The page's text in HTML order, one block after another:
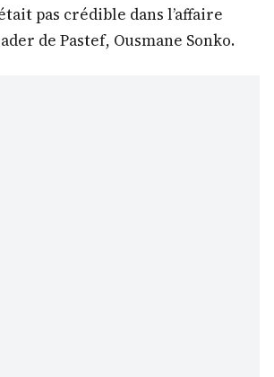
pas crédible dans l’affaire
de Pastef, Ousmane Sonko.